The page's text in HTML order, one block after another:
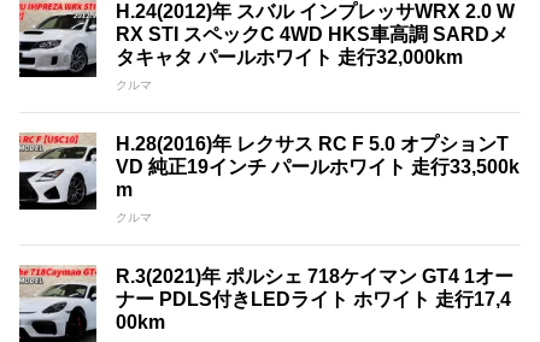
H.24(2012)年 スバル インプレッサWRX 2.0 W
RX STI スペックC 4WD HKS車高調 SARDメ
タキャタ パールホワイト 走行32,000km
クルマ
H.28(2016)年 レクサス RC F 5.0 オプションT
VD 純正19インチ パールホワイト 走行33,500k
m
クルマ
R.3(2021)年 ポルシェ 718ケイマン GT4 1オー
ナー PDLS付きLEDライト ホワイト 走行17,4
00km